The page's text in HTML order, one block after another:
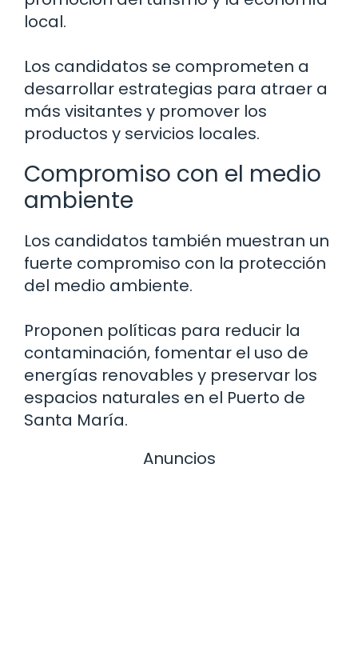
local.
Los candidatos se comprometen a
desarrollar estrategias para atraer a
más visitantes y promover los
productos y servicios locales.
Compromiso con el medio
ambiente
Los candidatos también muestran un
fuerte compromiso con la protección
del medio ambiente.
Proponen políticas para reducir la
contaminación, fomentar el uso de
energías renovables y preservar los
espacios naturales en el Puerto de
Santa María.
Anuncios